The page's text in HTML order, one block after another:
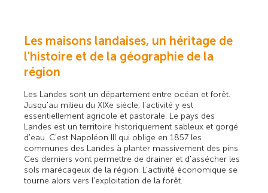
Les maisons landaises, un héritage de
l'histoire et de la géographie de la
région
Les Landes sont un département entre océan et forêt.
Jusqu'au milieu du XIXe siècle, l'activité y est
essentiellement agricole et pastorale. Le pays des
Landes est un territoire historiquement sableux et gorgé
d'eau. C'est Napoléon III qui oblige en 1857 les
communes des Landes à planter massivement des pins.
Ces derniers vont permettre de drainer et d'assécher les
sols marécageux de la région. L'activité économique se
tourne alors vers l'exploitation de la forêt.